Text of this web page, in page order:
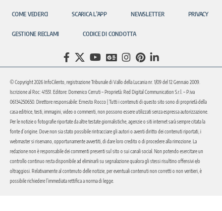
COME VEDERCI SCARICA L’APP NEWSLETTER PRIVACY
GESTIONE RECLAMI CODICE DI CONDOTTA
© Copyright 2026 InfoCilento, registrazione Tribunale di Vallo della Lucania nr. 1/09 del 12 Gennaio 2009.
Iscrizione al Roc: 41551. Editore: Domenico Cerruti – Proprietà: Red Digital Communication S.r.l. – P.iva
06134250650. Direttore responsabile: Ernesto Rocco | Tutti i contenuti di questo sito sono di proprietà della
casa editrice, testi, immagini, video o commenti, non possono essere utilizzati senza espressa autorizzazione.
Per le notizie o fotografie riportate da altre testate giornalistiche, agenzie o siti internet sarà sempre citata la
fonte d’origine. Dove non sia stato possibile rintracciare gli autori o aventi diritto dei contenuti riportati, i
webmaster si riservano, opportunamente avvertiti, di dare loro credito o di procedere alla rimozione. La
redazione non è responsabile dei commenti presenti sul sito o sui canali social. Non potendo esercitare un
controllo continuo resta disponibile ad eliminarli su segnalazione qualora gli stessi risultino offensivi e/o
oltraggiosi. Relativamente al contenuto delle notizie, per eventuali contenuti non corretti o non veritieri, è
possibile richiedere l’immediata rettifica a norma di legge.